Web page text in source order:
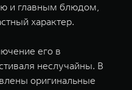
и главным блюдом,
характер.
его в
неслучайны. В
оригинальные